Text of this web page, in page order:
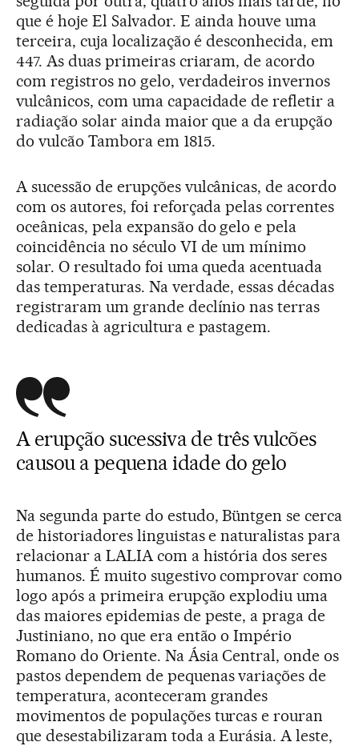
que é hoje El Salvador. E ainda houve uma
terceira, cuja localização é desconhecida, em
447. As duas primeiras criaram, de acordo
com registros no gelo, verdadeiros invernos
vulcânicos, com uma capacidade de refletir a
radiação solar ainda maior que a da erupção
do vulcão Tambora em 1815.
A sucessão de erupções vulcânicas, de acordo
com os autores, foi reforçada pelas correntes
oceânicas, pela expansão do gelo e pela
coincidência no século VI de um mínimo
solar. O resultado foi uma queda acentuada
das temperaturas. Na verdade, essas décadas
registraram um grande declínio nas terras
dedicadas à agricultura e pastagem.
A erupção sucessiva de três vulcões
causou a pequena idade do gelo
Na segunda parte do estudo, Büntgen se cerca
de historiadores linguistas e naturalistas para
relacionar a LALIA com a história dos seres
humanos. É muito sugestivo comprovar como
logo após a primeira erupção explodiu uma
das maiores epidemias de peste, a praga de
Justiniano, no que era então o Império
Romano do Oriente. Na Ásia Central, onde os
pastos dependem de pequenas variações de
temperatura, aconteceram grandes
movimentos de populações turcas e rouran
que desestabilizaram toda a Eurásia. A leste,